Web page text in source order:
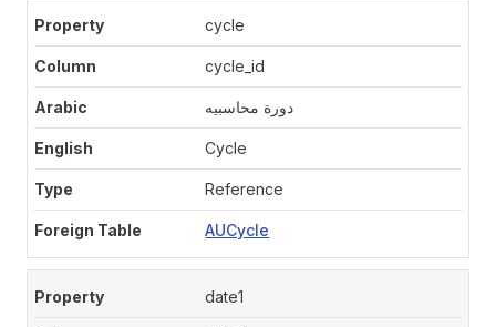
cycle
cycle_id
دورة محاسبيه
Cycle
Reference
AUCycle
date1